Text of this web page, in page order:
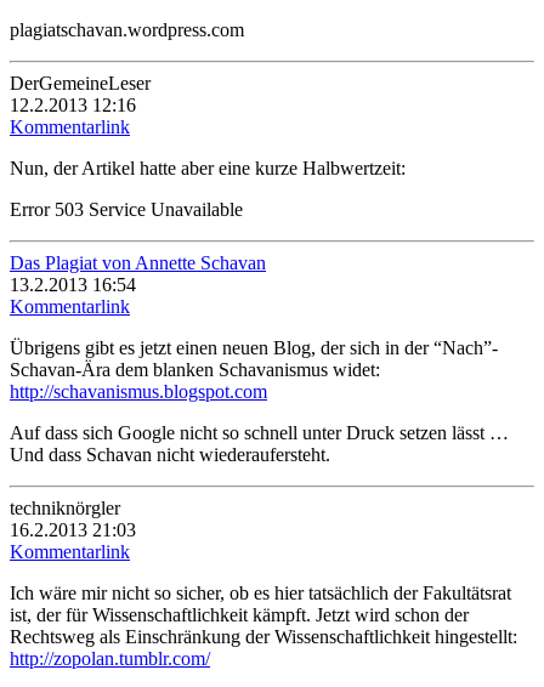
plagiatschavan.wordpress.com
DerGemeineLeser
12.2.2013 12:16
Kommentarlink
Nun, der Artikel hatte aber eine kurze Halbwertzeit:
Error 503 Service Unavailable
Das Plagiat von Annette Schavan
13.2.2013 16:54
Kommentarlink
Übrigens gibt es jetzt einen neuen Blog, der sich in der “Nach”-
Schavan-Ära dem blanken Schavanismus widet:
http://schavanismus.blogspot.com
Auf dass sich Google nicht so schnell unter Druck setzen lässt …
Und dass Schavan nicht wiederaufersteht.
techniknörgler
16.2.2013 21:03
Kommentarlink
Ich wäre mir nicht so sicher, ob es hier tatsächlich der Fakultätsrat
ist, der für Wissenschaftlichkeit kämpft. Jetzt wird schon der
Rechtsweg als Einschränkung der Wissenschaftlichkeit hingestellt:
http://zopolan.tumblr.com/